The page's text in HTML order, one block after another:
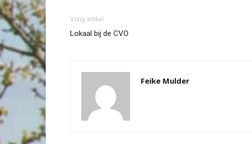
Vorig artikel
Lokaal bij de CVO
Feike Mulder